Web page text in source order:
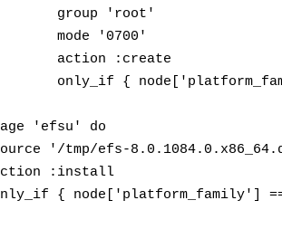
'root'
'0700'
:create
{
'efsu' do
tmp/efs-
:install
{ node['platform_family'] ==